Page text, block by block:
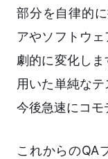
部分を自律的
アやソフトウ
劇的に変化し
用いた単純なテ
今後急速にコモ
これからのQA